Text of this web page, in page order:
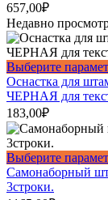
657,00₽
Недавно
Выберите
Оснастка для
ЧЕРНАЯ для
183,00₽
Выберите
Самонаборный
3строки.